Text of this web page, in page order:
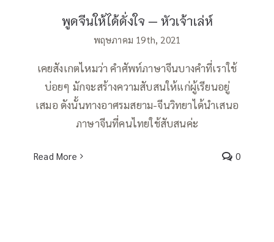
พูดจีนให้ได้ดั่งใจ — หัวเจ้าเล่ห์
พฤษภาคม 19th, 2021
เคยสังเกตไหมว่า คำศัพท์ภาษาจีนบางคำที่เราใช้
บ่อยๆ มักจะสร้างความสับสนให้แก่ผู้เรียนอยู่
เสมอ ดังนั้นทางอาศรมสยาม-จีนวิทยาได้นำเสนอ
ภาษาจีนที่คนไทยใช้สับสนค่ะ
Read More 0